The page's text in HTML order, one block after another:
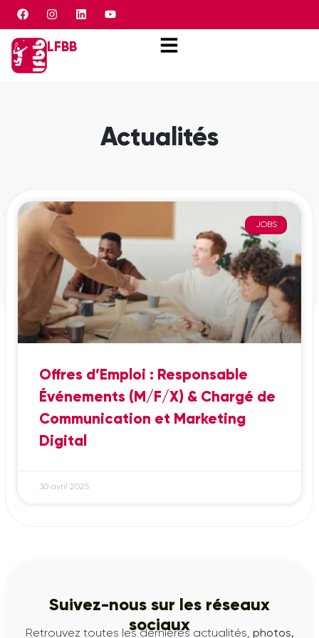
Panneau de gestion des cookies
LFBB
Actualités
JOBS
Offres d’Emploi : Responsable
Événements (M/F/X) & Chargé de
Communication et Marketing
Digital
30 avril 2025
Suivez-nous sur les réseaux
sociaux
Retrouvez toutes les dernières actualités, photos,